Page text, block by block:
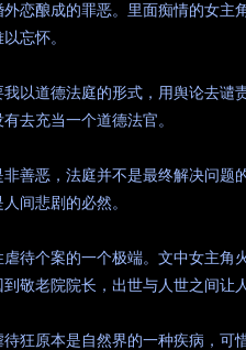
外恋酿成的罪恶。里面痴情的女主
忘怀。
以道德法庭的形式，用舆论去谴
去充当一个道德法官。
善恶，法庭并不是最终解决问题
间悲剧的必然。
虐待个案的一个极端。文中女主角
敬老院院长，出世与人世之间让
狂原本是自然界的一种疾病，可